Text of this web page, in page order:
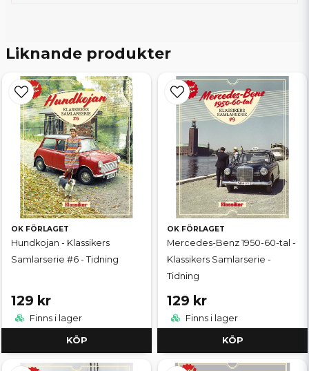
Liknande produkter
OK FÖRLAGET
Hundkojan - Klassikers
Samlarserie #6 - Tidning
129 kr
Finns i lager
KÖP
OK FÖRLAGET
Mercedes-Benz 1950-60-tal -
Klassikers Samlarserie -
Tidning
129 kr
Finns i lager
KÖP